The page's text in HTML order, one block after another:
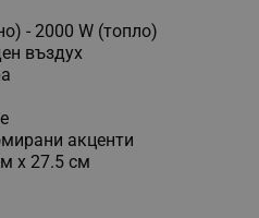
- 2000 W (топло)
въздух
акценти
х 27.5 см